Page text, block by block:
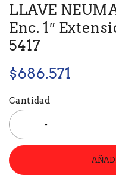
LLAVE
Enc. 1″
5417
$686.571
Cantidad